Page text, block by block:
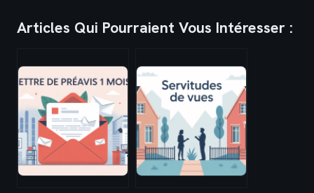
Articles Qui Pourraient Vous Intéresser :